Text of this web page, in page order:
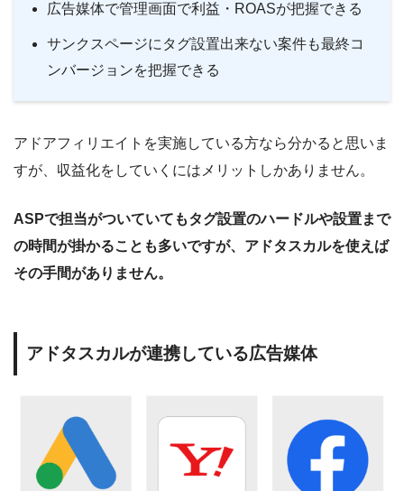
広告媒体で管理画面で利益・ROASが把握できる
サンクスページにタグ設置出来ない案件も最終コ
ンバージョンを把握できる
アドアフィリエイトを実施している方なら分かると思いま
すが、収益化をしていくにはメリットしかありません。
ASPで担当がついていてもタグ設置のハードルや設置まで
の時間が掛かることも多いですが、アドタスカルを使えば
その手間がありません。
アドタスカルが連携している広告媒体